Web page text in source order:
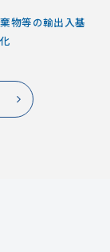
物等の輸出入基